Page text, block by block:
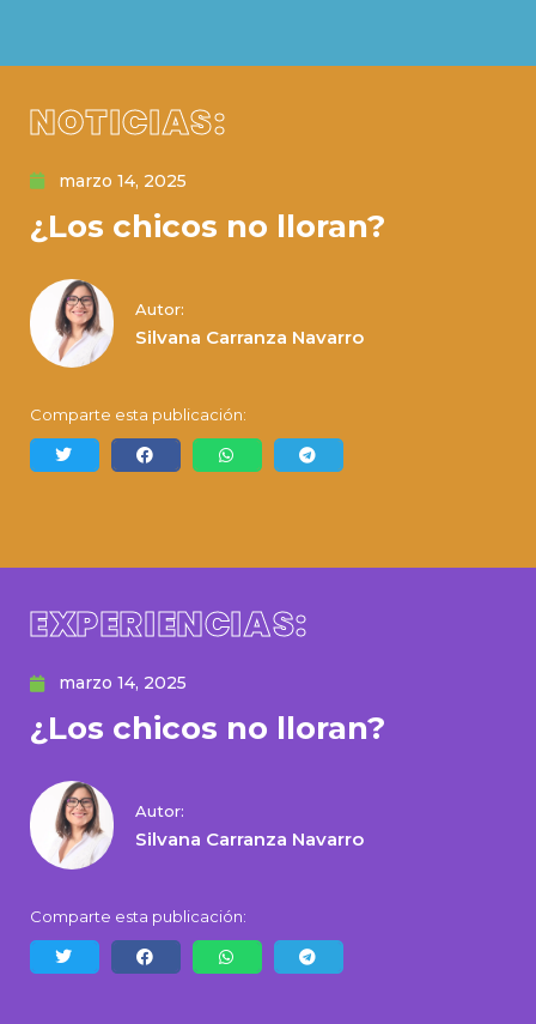
NOTICIAS:
marzo 14, 2025
¿Los chicos no lloran?
Autor:
Silvana Carranza Navarro
Comparte esta publicación:
EXPERIENCIAS:
marzo 14, 2025
¿Los chicos no lloran?
Autor:
Silvana Carranza Navarro
Comparte esta publicación: